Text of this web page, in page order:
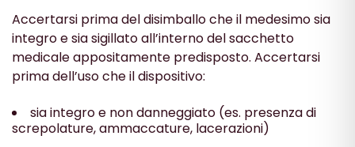
Accertarsi prima del disimballo che il medesimo sia
integro e sia sigillato all’interno del sacchetto
medicale appositamente predisposto. Accertarsi
prima dell’uso che il dispositivo:
sia integro e non danneggiato (es. presenza di
screpolature, ammaccature, lacerazioni)